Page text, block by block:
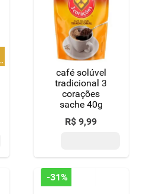
café solúvel
tradicional 3
corações
sache 40g
R$ 9,99
-31%